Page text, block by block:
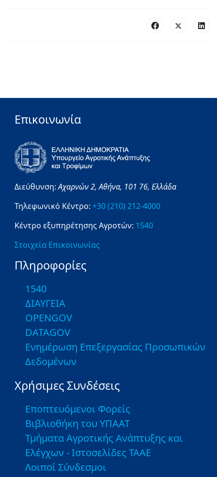
Επικοινωνία
Διεύθυνση:Αχαρνών 2,Αθήνα, 101 76, Ελλάδα
Τηλεφωνικό Κέντρο: +30 (210) 212-4000
Κέντρο εξυπηρέτησης Αγροτών: 1540
Στοιχεία Επικοινωνίας
Πληροφορίες
1540
ΔΙΑΥΓΕΙΑ
OPENGOV
DATAGOV
Ενημέρωση Επεξεργασίας Προσωπικών
Δεδομένων
Χρήσιμες Συνδέσεις
Εποπτευόμενοι Φορείς
Βιβλιοθήκη του ΥΠΑΑΤ
Τμήματα Αγροτικής Ανάπτυξης και
Ελέγχων - Ιστοσελίδες ΤΑΑΕ
Λοιποί Σύνδεσμοι